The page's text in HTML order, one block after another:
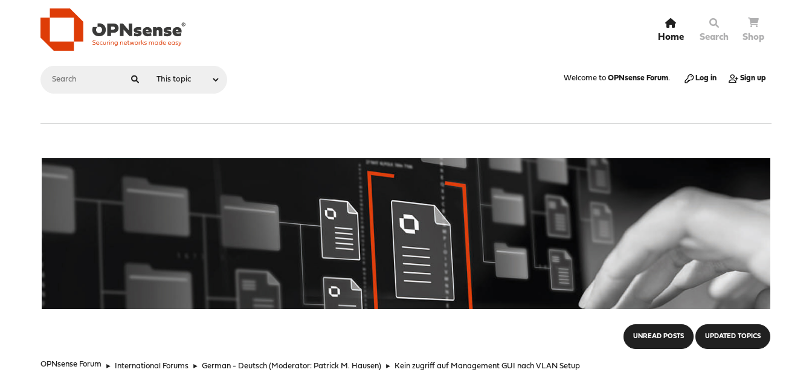
Home Search Shop
Welcome to OPNsense Forum. Log in Sign up
UNREAD POSTS UPDATED TOPICS
OPNsense Forum ► International Forums ► German - Deutsch (Moderator: Patrick M. Hausen) ► Kein zugriff auf Management GUI nach VLAN Setup